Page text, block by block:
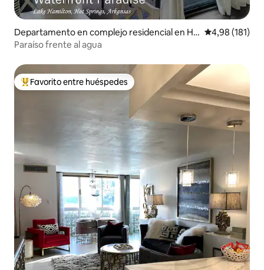
Departamento en complejo residencial en Ho
t Springs
Calificación
4,98 (181)
Paraíso frente al agua
Favorito entre los huéspedes más destacados
Favorito entre huéspedes